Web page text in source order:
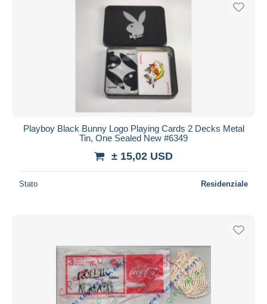
Spedizione gratuita
Metodi di pagamento
Bonifico bancario
Mastercard
Bancontact
iDeal
Residenza del venditore
Aggiorna
Playboy Black Bunny Logo Playing Cards 2 Decks Metal
Tin, One Sealed New #6349
± 15,02 USD
Stato Residenziale